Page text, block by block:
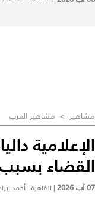
مشاهير > مشاهير العرب
الإعلامية
القضاء
07 آب 2026 | القاهرة - أحمد